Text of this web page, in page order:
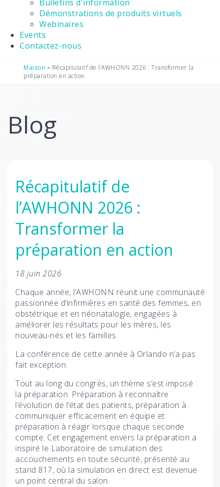
Bulletins d'information
Démonstrations de produits virtuels
Webinaires
Events
Contactez-nous
Maison » Récapitulatif de l’AWHONN 2026 : Transformer la
préparation en action
Blog
Récapitulatif de
l’AWHONN 2026 :
Transformer la
préparation en action
18 juin 2026
Chaque année, l’AWHONN réunit une communauté
passionnée d’infirmières en santé des femmes, en
obstétrique et en néonatalogie, engagées à
améliorer les résultats pour les mères, les
nouveau-nés et les familles.
La conférence de cette année à Orlando n’a pas
fait exception.
Tout au long du congrès, un thème s’est imposé :
la préparation. Préparation à reconnaître
l’évolution de l’état des patients, préparation à
communiquer efficacement en équipe et
préparation à réagir lorsque chaque seconde
compte. Cet engagement envers la préparation a
inspiré le Laboratoire de simulation des
accouchements en toute sécurité, présenté au
stand 817, où la simulation en direct est devenue
un point central du salon.